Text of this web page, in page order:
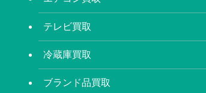
テレビ買取
冷蔵庫買取
ブランド品買取